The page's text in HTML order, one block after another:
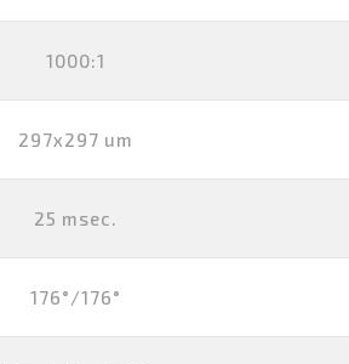
1000:1
297x297 um
25 msec.
176°/176°